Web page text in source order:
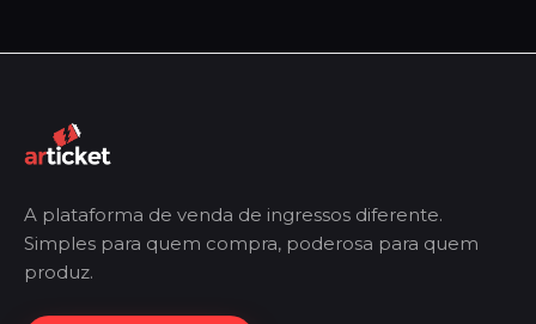
A plataforma de venda de ingressos diferente.
Simples para quem compra, poderosa para quem
produz.